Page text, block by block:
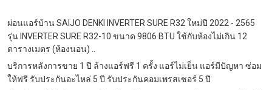
ผ่อนแอร์บ้าน SAIJO DENKI INVERTER SURE R32 ใหม่ปี 2022 - 2565
รุ่น INVERTER SURE R32-10 ขนาด 9806 BTU ใช้กับห้องไม่เกิน 12
ตารางเมตร (ห้องนอน) ..
บริการหลังการขาย 1 ปี ล้างแอร์ฟรี 1 ครั้ง แอร์ไม่เย็น แอร์มีปัญหา ซ่อม
ให้ฟรี รับประกันอะไหล่ 5 ปี รับประกันคอมเพรสเซอร์ 5 ปี